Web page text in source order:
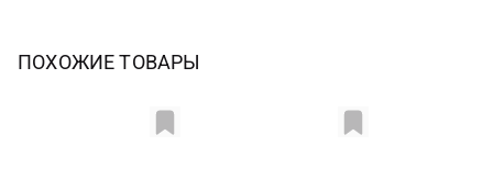
ПОХОЖИЕ ТОВАРЫ